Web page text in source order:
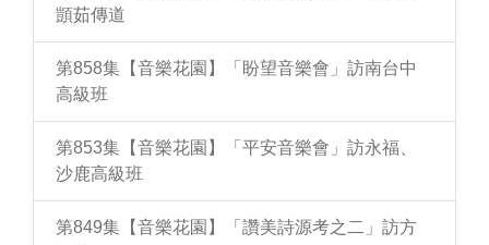
顗茹傳道
第858集【音樂花園】「盼望音樂會」訪南台中
高級班
第853集【音樂花園】「平安音樂會」訪永福、
沙鹿高級班
第849集【音樂花園】「讚美詩源考之二」訪方